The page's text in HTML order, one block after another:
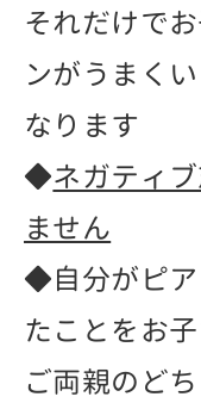
それだけで
ンがうまく
なります
◆ネガティ
ません
◆自分がピア
たことをお
ご両親のど